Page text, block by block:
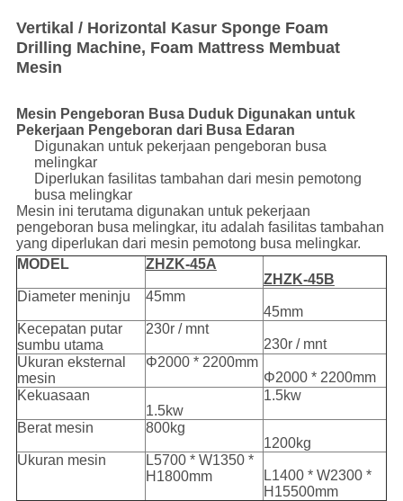
Vertikal / Horizontal Kasur Sponge Foam
Drilling Machine, Foam Mattress Membuat
Mesin
Mesin Pengeboran Busa Duduk Digunakan untuk
Pekerjaan Pengeboran dari Busa Edaran
Digunakan untuk pekerjaan pengeboran busa
melingkar
Diperlukan fasilitas tambahan dari mesin pemotong
busa melingkar
Mesin ini terutama digunakan untuk pekerjaan
pengeboran busa melingkar, itu adalah fasilitas tambahan
yang diperlukan dari mesin pemotong busa melingkar.
MODEL
ZHZK-45A
ZHZK-45B
Diameter meninju
45mm
45mm
Kecepatan putar
sumbu utama
230r / mnt
230r / mnt
Ukuran eksternal
mesin
Φ2000 * 2200mm
Φ2000 * 2200mm
Kekuasaan
1.5kw
1.5kw
Berat mesin
800kg
1200kg
Ukuran mesin
L5700 * W1350 *
H1800mm
L1400 * W2300 *
H15500mm